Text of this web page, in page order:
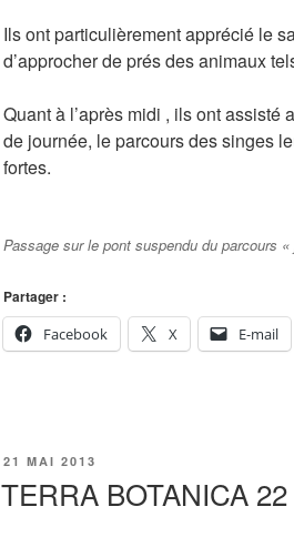
Ils ont particulièrement apprécié le
d’approcher de prés des animaux
Quant à l’après midi , ils ont
de journée, le parcours des singes
fortes.
Passage sur le pont suspendu du parcours «
Partager :
Facebook
X E-mail
PUBLIÉ
21 MAI 2013
TERRA BOTANICA